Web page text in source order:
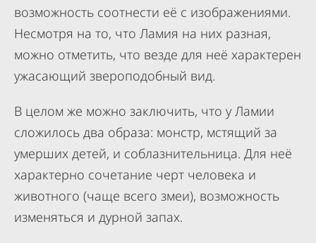
возможность соотнести её с изображениями.
Несмотря на то, что Ламия на них разная,
можно отметить, что везде для неё характерен
ужасающий звероподобный вид.
В целом же можно заключить, что у Ламии
сложилось два образа: монстр, мстящий за
умерших детей, и соблазнительница. Для неё
характерно сочетание черт человека и
животного (чаще всего змеи), возможность
изменяться и дурной запах.